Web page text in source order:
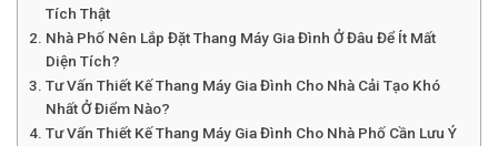
Tích Thật
Nhà Phố Nên Lắp Đặt Thang Máy Gia Đình Ở Đâu Để Ít Mất
Diện Tích?
Tư Vấn Thiết Kế Thang Máy Gia Đình Cho Nhà Cải Tạo Khó
Nhất Ở Điểm Nào?
Tư Vấn Thiết Kế Thang Máy Gia Đình Cho Nhà Phố Cần Lưu Ý